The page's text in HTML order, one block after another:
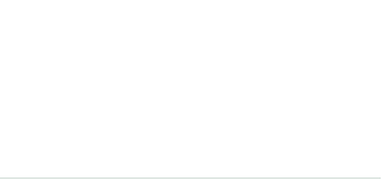
AUF VERSTREBUNG SCHARE 2S +